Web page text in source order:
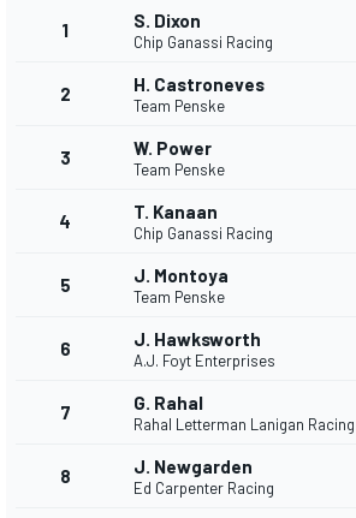
1 S. Dixon
Chip Ganassi Racing
2 H. Castroneves
Team Penske
3 W. Power
Team Penske
4 T. Kanaan
Chip Ganassi Racing
5 J. Montoya
Team Penske
6 J. Hawksworth
A.J. Foyt Enterprises
7 G. Rahal
Rahal Letterman Lanigan Racing
8 J. Newgarden
Ed Carpenter Racing